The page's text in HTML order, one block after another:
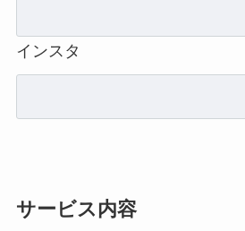
インスタ
サービス内容